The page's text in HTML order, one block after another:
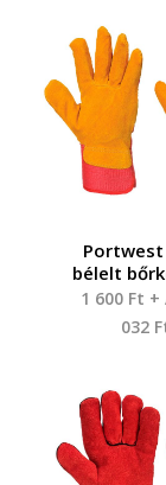
bélelt
1 600 Ft +
032